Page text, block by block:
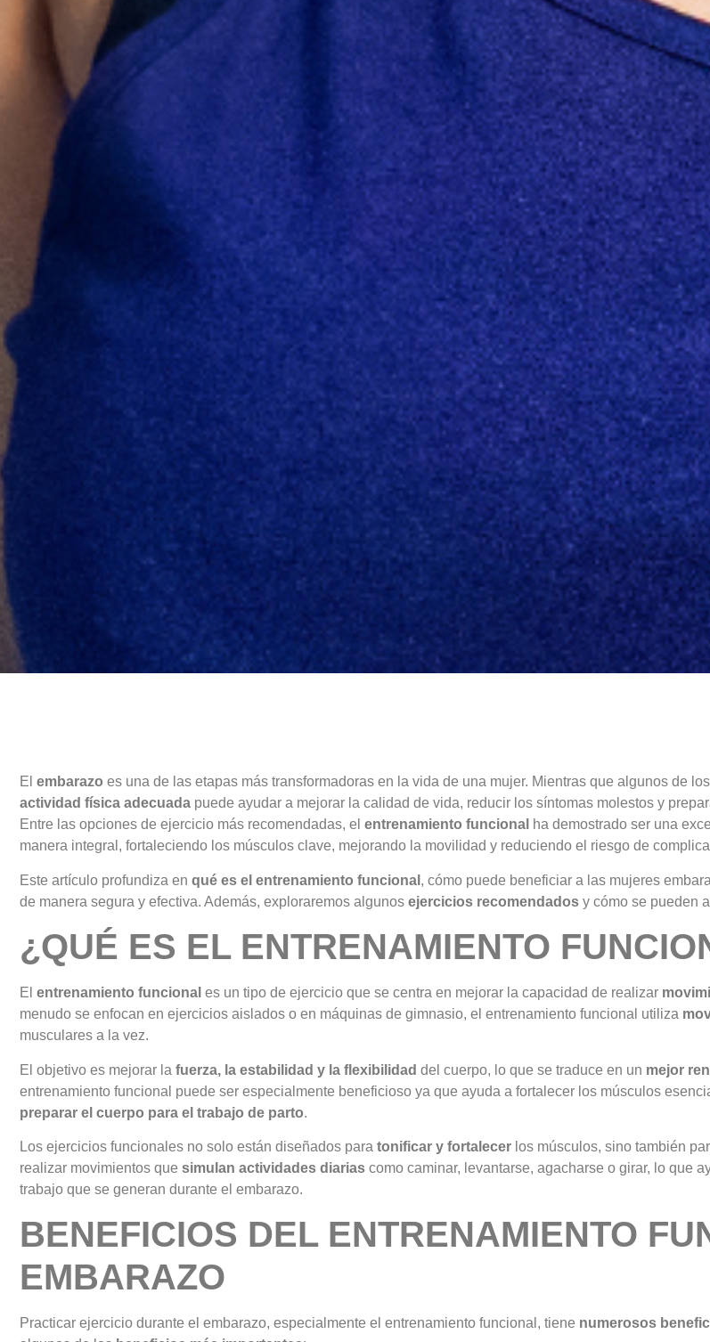
El embarazo es una de las etapas más transformadoras en la vida de una mujer. Mientras que algunos de
actividad física adecuada puede ayudar a mejorar la calidad de vida, reducir los síntomas molestos y
Entre las opciones de ejercicio más recomendadas, el entrenamiento funcional ha demostrado ser una
manera integral, fortaleciendo los músculos clave, mejorando la movilidad y reduciendo el riesgo de
Este artículo profundiza en qué es el entrenamiento funcional , cómo puede beneficiar a las mujeres
de manera segura y efectiva. Además, exploraremos algunos ejercicios recomendados y cómo se pueden
¿QUÉ ES EL ENTRENAMIENTO
El entrenamiento funcional es un tipo de ejercicio que se centra en mejorar la capacidad de realizar
menudo se enfocan en ejercicios aislados o en máquinas de gimnasio, el entrenamiento funcional utiliza
musculares a la vez.
El objetivo es mejorar la fuerza, la estabilidad y la flexibilidad del cuerpo, lo que se traduce en un mejor
entrenamiento funcional puede ser especialmente beneficioso ya que ayuda a fortalecer los músculos
preparar el cuerpo para el trabajo de parto.
Los ejercicios funcionales no solo están diseñados para tonificar y fortalecer los músculos, sino también
realizar movimientos que simulan actividades diarias como caminar, levantarse, agacharse o girar, lo que
trabajo que se generan durante el embarazo.
BENEFICIOS DEL ENTRENAMIENTO
EMBARAZO
Practicar ejercicio durante el embarazo, especialmente el entrenamiento funcional, tiene numerosos